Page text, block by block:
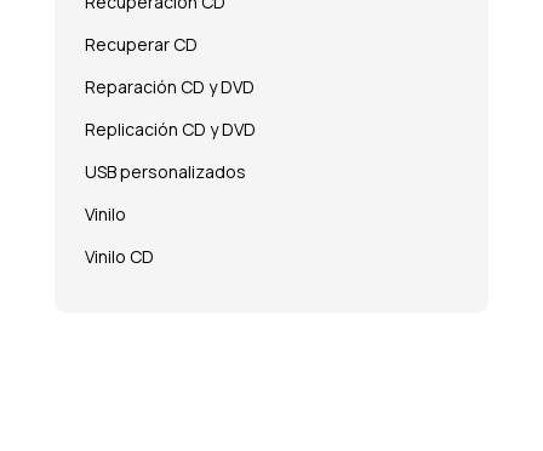
Recuperar CD
Reparación CD y DVD
Replicación CD y DVD
USB personalizados
Vinilo
Vinilo CD